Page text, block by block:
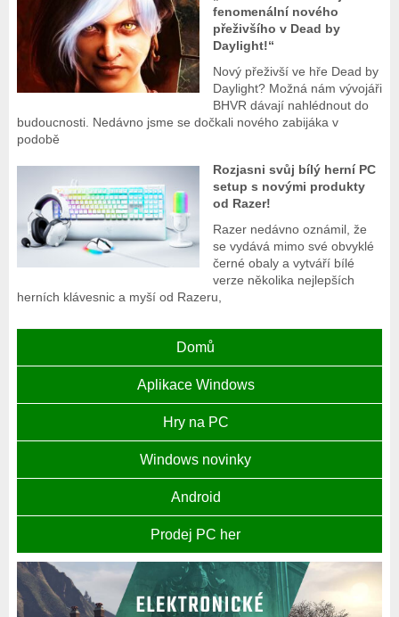
fenomenální nového
přeživšího v Dead by
Daylight!“
Nový přeživší ve hře Dead by
Daylight? Možná nám vývojáři
BHVR dávají nahlédnout do
budoucnosti. Nedávno jsme se dočkali nového zabijáka v
podobě
Rozjasni svůj bílý herní PC
setup s novými produkty
od Razer!
Razer nedávno oznámil, že
se vydává mimo své obvyklé
černé obaly a vytváří bílé
verze několika nejlepších
herních klávesnic a myší od Razeru,
Domů
Aplikace Windows
Hry na PC
Windows novinky
Android
Prodej PC her